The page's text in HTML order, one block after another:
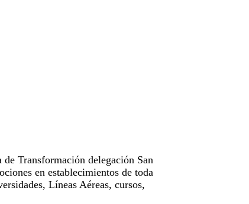
Transformación delegación San
en establecimientos de toda
Líneas Aéreas, cursos,